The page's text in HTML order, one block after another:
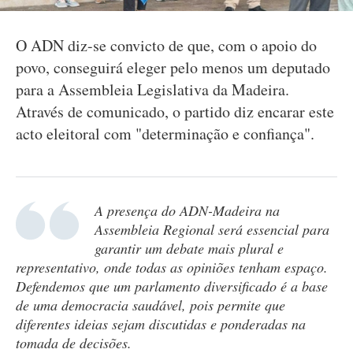
O ADN diz-se convicto de que, com o apoio do
povo, conseguirá eleger pelo menos um deputado
para a Assembleia Legislativa da Madeira.
Através de comunicado, o partido diz encarar este
acto eleitoral com "determinação e confiança".
A presença do ADN-Madeira na
Assembleia Regional será essencial para
garantir um debate mais plural e
representativo, onde todas as opiniões tenham espaço.
Defendemos que um parlamento diversificado é a base
de uma democracia saudável, pois permite que
diferentes ideias sejam discutidas e ponderadas na
tomada de decisões.